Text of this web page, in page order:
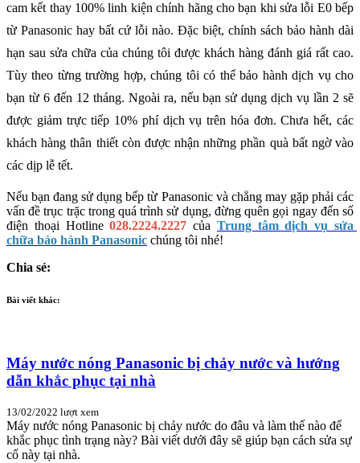
cam kết thay 100% linh kiện chính hãng cho bạn khi sửa lỗi E0 bếp
từ Panasonic hay bất cứ lỗi nào. Đặc biệt, chính sách bảo hành dài
hạn sau sửa chữa của chúng tôi được khách hàng đánh giá rất cao.
Tùy theo từng trường hợp, chúng tôi có thể bảo hành dịch vụ cho
bạn từ 6 đến 12 tháng. Ngoài ra, nếu bạn sử dụng dịch vụ lần 2 sẽ
được giảm trực tiếp 10% phí dịch vụ trên hóa đơn. Chưa hết, các
khách hàng thân thiết còn được nhận những phần quà bất ngờ vào
các dịp lễ tết.
Nếu bạn đang sử dụng bếp từ Panasonic và chẳng may gặp phải các
vấn đề trục trặc trong quá trình sử dụng, đừng quên gọi ngay đến số
điện thoại Hotline 028.2224.2227 của Trung tâm dịch vụ sửa
chữa bảo hành Panasonic chúng tôi nhé!
Chia sẻ:
Bài viết khác:
Máy nước nóng Panasonic bị chảy nước và hướng
dẫn khắc phục tại nhà
13/02/2022 lượt xem
Máy nước nóng Panasonic bị chảy nước do đâu và làm thế nào để
khắc phục tình trạng này? Bài viết dưới đây sẽ giúp bạn cách sửa sự
cố này tại nhà.